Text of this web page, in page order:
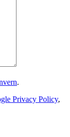
.
Privacy Policy,